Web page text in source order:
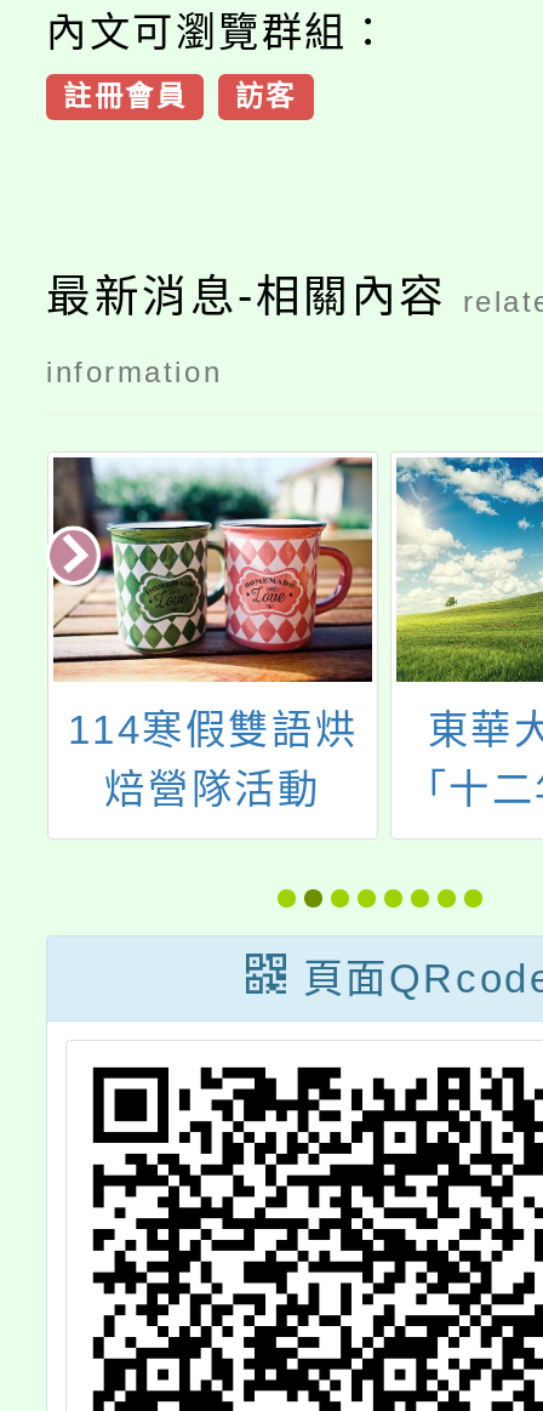
內文可瀏覽群組：
註冊會員 訪客
最新消息-相關內容
information
114寒假雙語烘
焙營隊活動
東華
「十
住民
融入
廣計
域「
事議
頁面